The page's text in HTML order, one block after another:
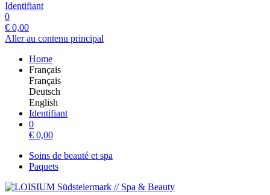
Identifiant
0
€ 0,00
Aller au contenu principal
Home
Français
Français
Deutsch
English
Identifiant
0
€ 0,00
Soins de beauté et spa
Paquets